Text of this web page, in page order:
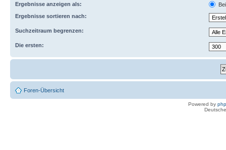
Ergebnisse anzeigen als:
Ergebnisse sortieren nach:
Suchzeitraum begrenzen:
Die ersten:
Foren-Übersicht
Powered by